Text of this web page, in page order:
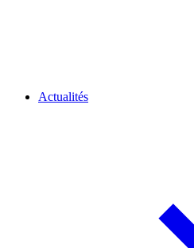
Actualités